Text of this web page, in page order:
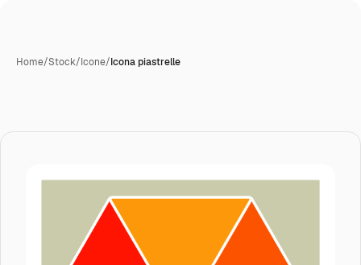
Home/Stock/Icone/Icona piastrelle